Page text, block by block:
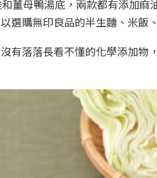
薑母鴨湯底，兩款都有添加麻
選購無印良品的半生麵、米飯
有落落長看不懂的化學添加物